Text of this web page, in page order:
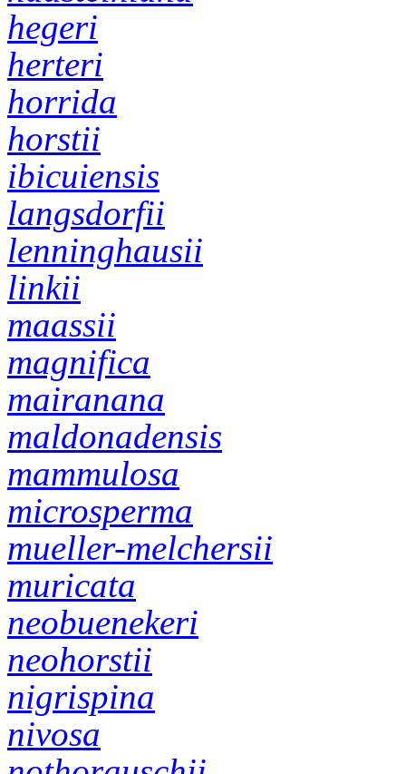
hegeri
herteri
horrida
horstii
ibicuiensis
langsdorfii
lenninghausii
linkii
maassii
magnifica
mairanana
maldonadensis
mammulosa
microsperma
mueller-melchersii
muricata
neobuenekeri
neohorstii
nigrispina
nivosa